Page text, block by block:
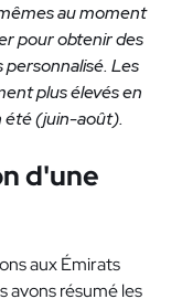
au moment
pour obtenir des
personnalisé. Les
plus élevés en
été (juin-août).
d'une
aux Émirats
avons résumé les